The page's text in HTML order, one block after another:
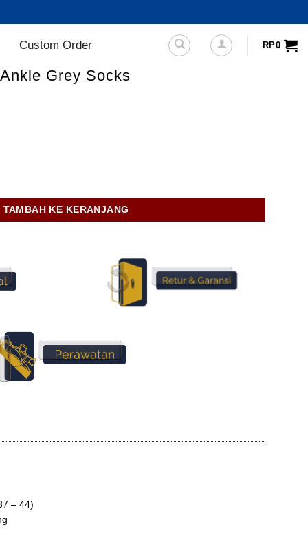
Custom Order RP0
Grey Socks
TAMBAH KE KERANJANG
– 44)